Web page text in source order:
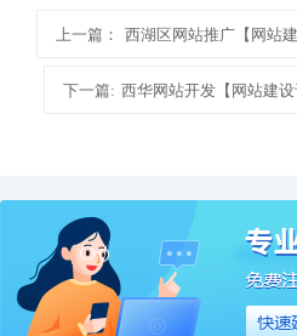
上一篇： 西湖区网站推广【网站
下一篇: 西华网站开发【网站建